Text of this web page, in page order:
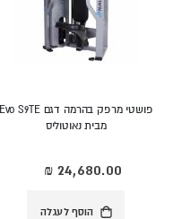
פושטי מרפק בהרמה דגם Evo S9TE
מבית נאוטוליס
הוסף לעגלה